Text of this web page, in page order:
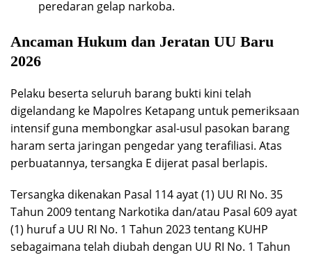
peredaran gelap narkoba.
Ancaman Hukum dan Jeratan UU Baru
2026
Pelaku beserta seluruh barang bukti kini telah
digelandang ke Mapolres Ketapang untuk pemeriksaan
intensif guna membongkar asal-usul pasokan barang
haram serta jaringan pengedar yang terafiliasi. Atas
perbuatannya, tersangka E dijerat pasal berlapis.
Tersangka dikenakan Pasal 114 ayat (1) UU RI No. 35
Tahun 2009 tentang Narkotika dan/atau Pasal 609 ayat
(1) huruf a UU RI No. 1 Tahun 2023 tentang KUHP
sebagaimana telah diubah dengan UU RI No. 1 Tahun